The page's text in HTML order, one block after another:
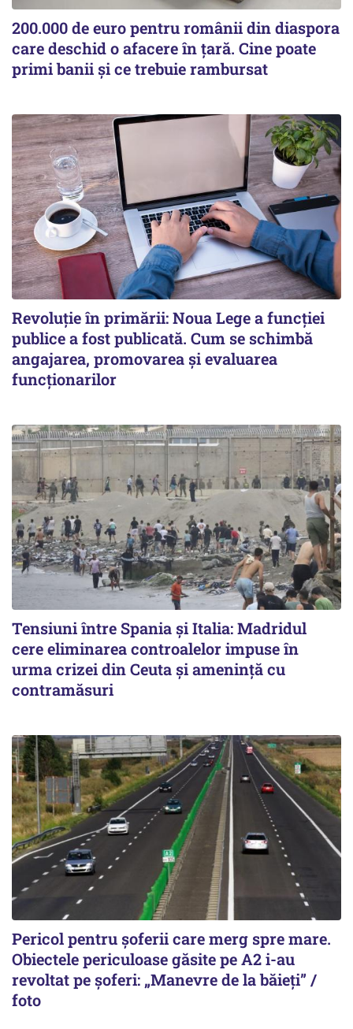
200.000 de euro pentru românii din diaspora
care deschid o afacere în țară. Cine poate
primi banii și ce trebuie rambursat
Revoluție în primării: Noua Lege a funcției
publice a fost publicată. Cum se schimbă
angajarea, promovarea și evaluarea
funcționarilor
Tensiuni între Spania și Italia: Madridul
cere eliminarea controalelor impuse în
urma crizei din Ceuta și amenință cu
contramăsuri
Pericol pentru șoferii care merg spre mare.
Obiectele periculoase găsite pe A2 i-au
revoltat pe șoferi: „Manevre de la băieți” /
foto